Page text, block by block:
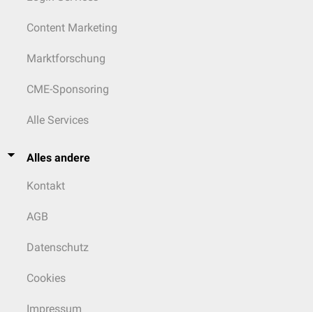
Content Marketing
Marktforschung
CME-Sponsoring
Alle Services
Alles andere
Kontakt
AGB
Datenschutz
Cookies
Impressum